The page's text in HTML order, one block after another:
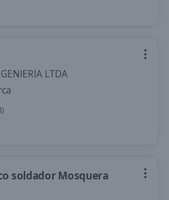
LTDA
soldador Mosquera